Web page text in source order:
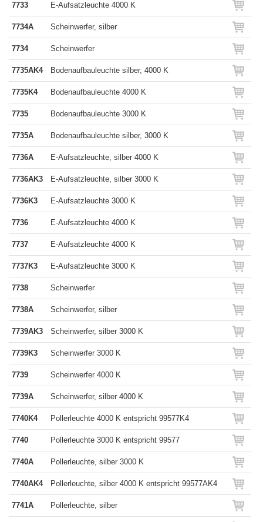
7733 E-Aufsatzleuchte 4000 K
7734A Scheinwerfer, silber
7734 Scheinwerfer
7735AK4 Bodenaufbauleuchte silber, 4000 K
7735K4 Bodenaufbauleuchte 4000 K
7735 Bodenaufbauleuchte 3000 K
7735A Bodenaufbauleuchte silber, 3000 K
7736A E-Aufsatzleuchte, silber 4000 K
7736AK3 E-Aufsatzleuchte, silber 3000 K
7736K3 E-Aufsatzleuchte 3000 K
7736 E-Aufsatzleuchte 4000 K
7737 E-Aufsatzleuchte 4000 K
7737K3 E-Aufsatzleuchte 3000 K
7738 Scheinwerfer
7738A Scheinwerfer, silber
7739AK3 Scheinwerfer, silber 3000 K
7739K3 Scheinwerfer 3000 K
7739 Scheinwerfer 4000 K
7739A Scheinwerfer, silber 4000 K
7740K4 Pollerleuchte 4000 K entspricht 99577K4
7740 Pollerleuchte 3000 K entspricht 99577
7740A Pollerleuchte, silber 3000 K
7740AK4 Pollerleuchte, silber 4000 K entspricht 99577AK4
7741A Pollerleuchte, silber